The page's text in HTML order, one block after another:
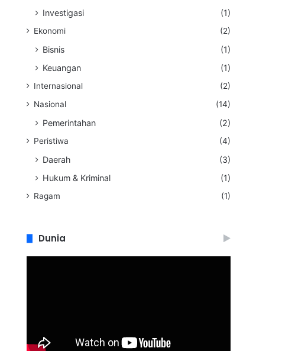
Investigasi (1)
Ekonomi (2)
Bisnis
(1)
Keuangan
(1)
Internasional
(2)
Nasional
(14)
Pemerintahan (2)
Peristiwa (4)
Daerah
(3)
Hukum & Kriminal
(1)
Ragam (1)
Dunia